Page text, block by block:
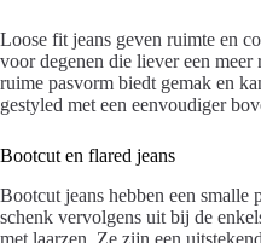
Loose fit jeans geven ruimte en
voor degenen die liever een
ruime pasvorm biedt gemak en
gestyled met een eenvoudiger
Bootcut en flared jeans
Bootcut jeans hebben een smalle
schenk vervolgens uit bij de
met laarzen. Ze zijn een